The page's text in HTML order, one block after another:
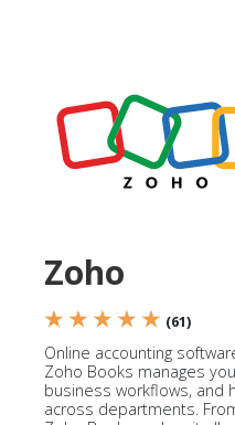
Zoho
★ ★ ★ ★ ★ (61)
Online accounting
Zoho Books manages
business workflows, and
across departments.